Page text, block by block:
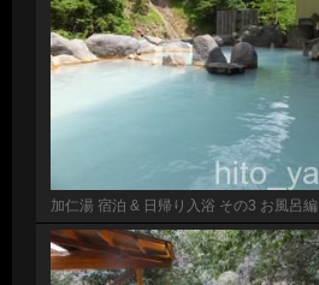
加仁湯 宿泊 & 日帰り入浴 その3 お風呂編